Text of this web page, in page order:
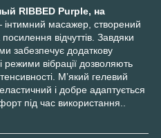
RIBBED Purple, на
масажер, створений
відчуттів. Завдяки
забезпечує додаткову
режими вібрації дозволяють
М’який гелевий
і добре адаптується
під час використання..